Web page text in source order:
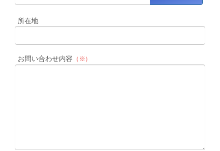
所在地
お問い合わせ内容 （※）